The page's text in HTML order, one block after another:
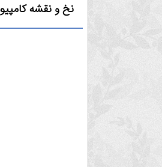
نخ و نقشه